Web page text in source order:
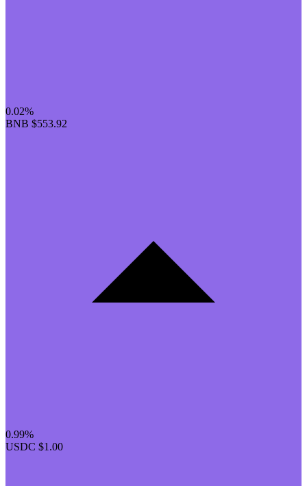
0.02%
BNB $553.92
0.99%
USDC $1.00